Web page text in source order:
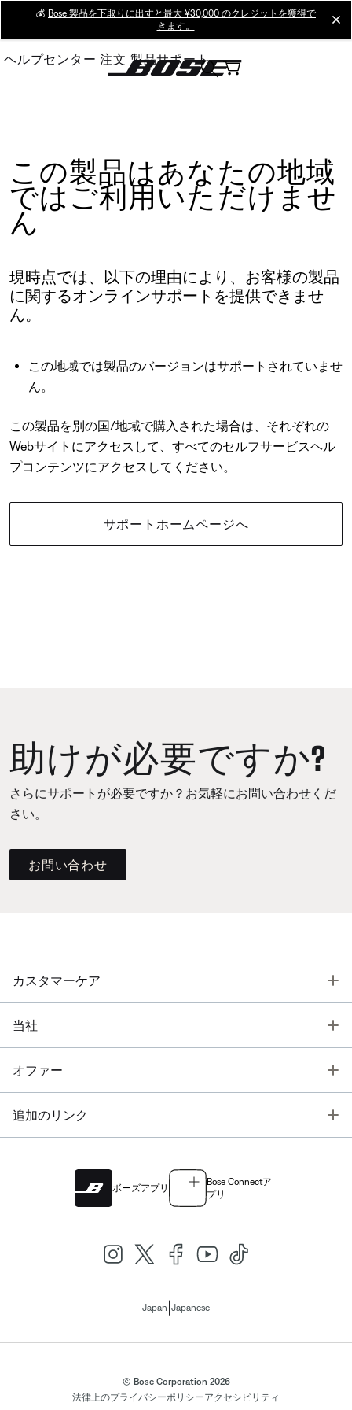
Main
💰 Bose 製品を下取りに出すと最大 ¥30,000 のクレジットを獲得で
きます。
ヘルプセンター 注文 製品サポート
この製品はあなたの地域
ではご利用いただけませ
ん
現時点では、以下の理由により、お客様の製品
に関するオンラインサポートを提供できませ
ん。
この地域では製品のバージョンはサポートされていませ
ん。
この製品を別の国/地域で購入された場合は、それぞれの
Webサイトにアクセスして、すべてのセルフサービスヘル
プコンテンツにアクセスしてください。
サポートホームページへ
助けが必要ですか?
さらにサポートが必要ですか？お気軽にお問い合わせくだ
さい。
お問い合わせ
カスタマーケア
当社
オファー
追加のリンク
ボーズアプリ
Bose Connectア
プリ
Japan Japanese
© Bose Corporation 2026
法律上のプライバシーポリシーアクセシビリティ